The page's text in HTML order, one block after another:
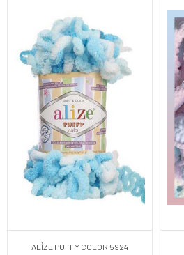
ALİZE PUFFY COLOR 5924